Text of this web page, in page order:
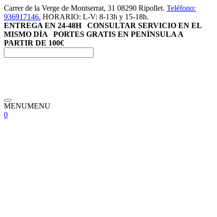
Saltar
al
contenido
Carrer de la Verge de Montserrat, 31 08290 Ripollet. Teléfono:
936917146. HORARIO: L-V: 8-13h y 15-18h.
ENTREGA EN 24-48H CONSULTAR SERVICIO EN EL
MISMO DÍA PORTES GRATIS EN PENÍNSULA A
PARTIR DE 100€
Menú
MENUMENU
0